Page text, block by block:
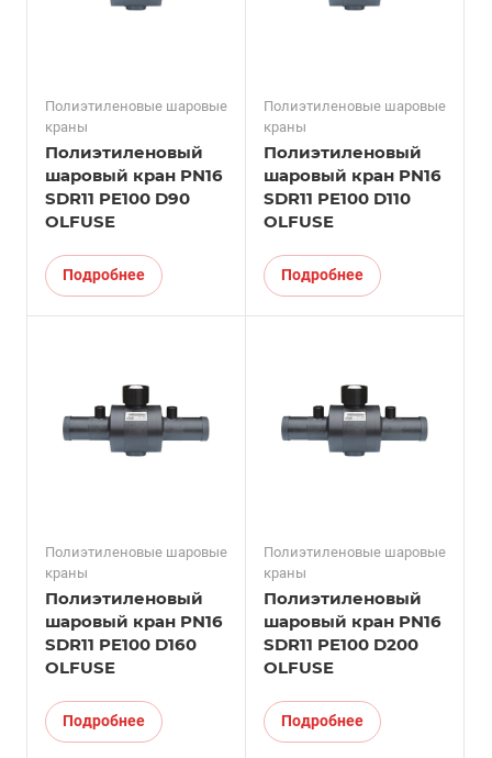
Полиэтиленовые шаровые
краны
Полиэтиленовый
шаровый кран PN16
SDR11 PE100 D90
OLFUSE
Подробнее
Полиэтиленовые шаровые
краны
Полиэтиленовый
шаровый кран PN16
SDR11 PE100 D110
OLFUSE
Подробнее
Полиэтиленовые шаровые
краны
Полиэтиленовый
шаровый кран PN16
SDR11 PE100 D160
OLFUSE
Подробнее
Полиэтиленовые шаровые
краны
Полиэтиленовый
шаровый кран PN16
SDR11 PE100 D200
OLFUSE
Подробнее